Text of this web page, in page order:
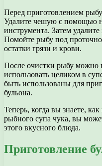
Перед приготовлением
Удалите чешую с помощью
инструмента. Затем
Помойте рыбу под
остатки грязи и крови.
После очистки рыбу можно
использовать целиком в
быть использованы для
бульона.
Теперь, когда вы знаете,
рыбного супа чука, вы
этого вкусного блюда.
Приготовление